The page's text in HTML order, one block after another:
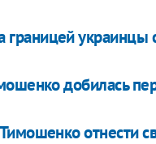
украинцы
добилась
отнести